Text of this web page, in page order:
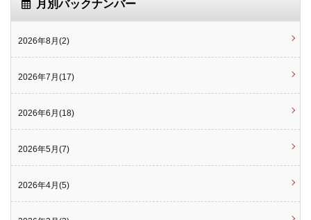
月別バックナンバー
2026年8月(2)
2026年7月(17)
2026年6月(18)
2026年5月(7)
2026年4月(5)